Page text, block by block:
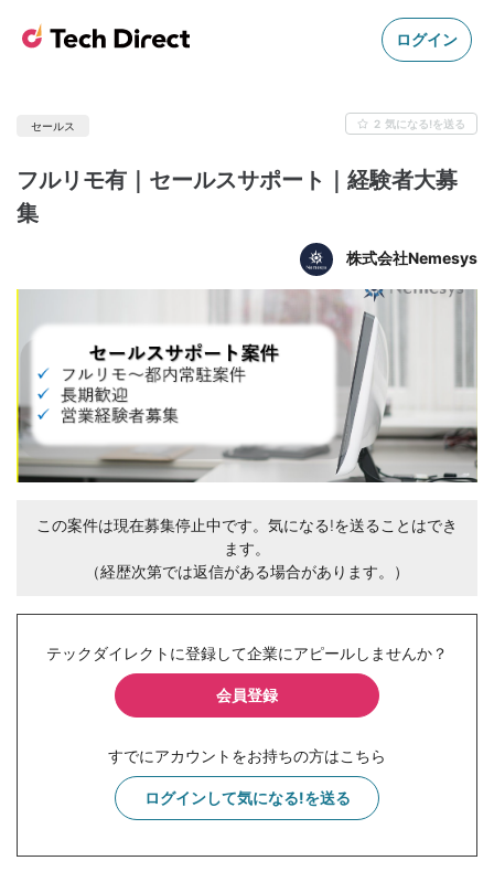
ログイン
セールス 2 気になる!を送る
フルリモ有｜セールスサポート｜経験者大募
集
株式会社Nemesys
この案件は現在募集停止中です。気になる!を送ることはでき
ます。
（経歴次第では返信がある場合があります。）
テックダイレクトに登録して企業にアピールしませんか？
会員登録
すでにアカウントをお持ちの方はこちら
ログインして気になる!を送る